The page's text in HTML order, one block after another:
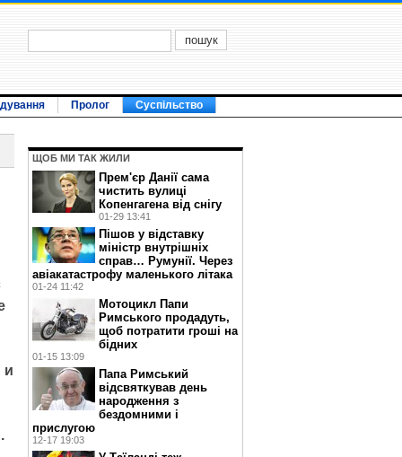
Пролог Суспільство
и
ЩОБ МИ ТАК ЖИЛИ
Прем'єр Данії сама
чистить вулиці
Копенгагена від снігу
01-29 13:41
Пішов у відставку
міністр внутрішніх
справ… Румунії. Через
авіакатастрофу маленького літака
01-24 11:42
Мотоцикл Папи
Римського продадуть,
щоб потратити гроші на
бідних
01-15 13:09
Папа Римський
відсвяткував день
народження з
бездомними і
прислугою
12-17 19:03